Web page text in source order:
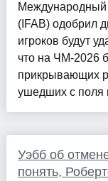
Международный
(IFAB) одобрил
игроков будут
что на ЧМ-2026
прикрывающих
ушедших с поля
Уэбб об
понять,